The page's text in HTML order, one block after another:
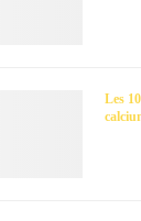
Les